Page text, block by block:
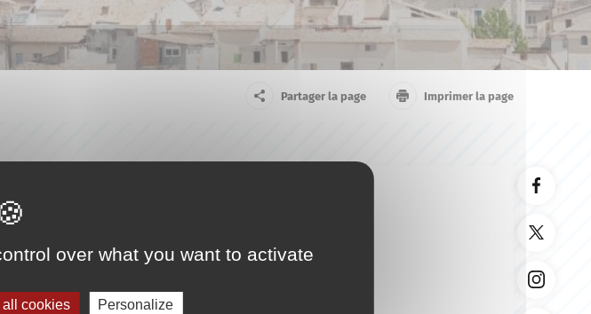
Touriste
Partager la page Imprimer la page
over what you want to activate
all cookies Personalize